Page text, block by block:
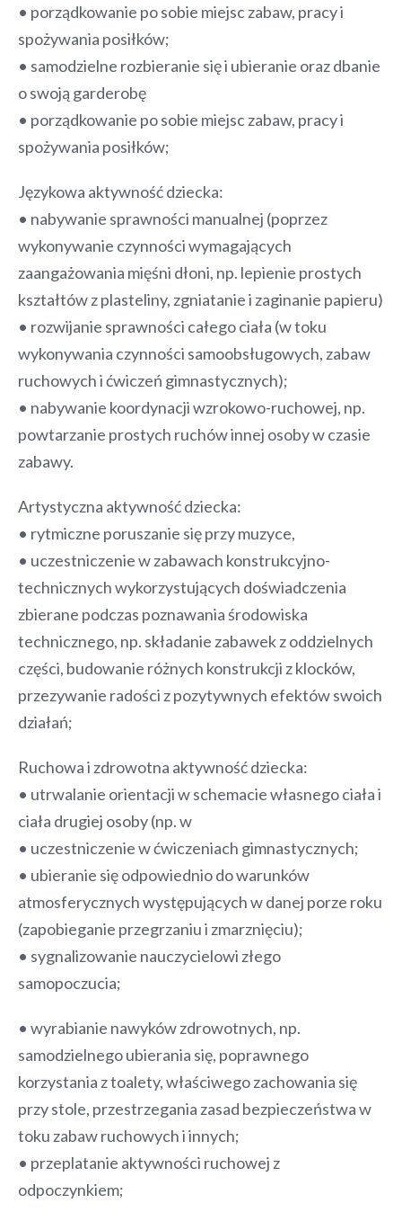
• porządkowanie po sobie miejsc zabaw, pracy i
spożywania posiłków;
• samodzielne rozbieranie się i ubieranie oraz dbanie
o swoją garderobę
• porządkowanie po sobie miejsc zabaw, pracy i
spożywania posiłków;
Językowa aktywność dziecka:
• nabywanie sprawności manualnej (poprzez
wykonywanie czynności wymagających
zaangażowania mięśni dłoni, np. lepienie prostych
kształtów z plasteliny, zgniatanie i zaginanie papieru)
• rozwijanie sprawności całego ciała (w toku
wykonywania czynności samoobsługowych, zabaw
ruchowych i ćwiczeń gimnastycznych);
• nabywanie koordynacji wzrokowo-ruchowej, np.
powtarzanie prostych ruchów innej osoby w czasie
zabawy.
Artystyczna aktywność dziecka:
• rytmiczne poruszanie się przy muzyce,
• uczestniczenie w zabawach konstrukcyjno-
technicznych wykorzystujących doświadczenia
zbierane podczas poznawania środowiska
technicznego, np. składanie zabawek z oddzielnych
części, budowanie różnych konstrukcji z klocków,
przezywanie radości z pozytywnych efektów swoich
działań;
Ruchowa i zdrowotna aktywność dziecka:
• utrwalanie orientacji w schemacie własnego ciała i
ciała drugiej osoby (np. w
• uczestniczenie w ćwiczeniach gimnastycznych;
• ubieranie się odpowiednio do warunków
atmosferycznych występujących w danej porze roku
(zapobieganie przegrzaniu i zmarznięciu);
• sygnalizowanie nauczycielowi złego
samopoczucia;
• wyrabianie nawyków zdrowotnych, np.
samodzielnego ubierania się, poprawnego
korzystania z toalety, właściwego zachowania się
przy stole, przestrzegania zasad bezpieczeństwa w
toku zabaw ruchowych i innych;
• przeplatanie aktywności ruchowej z
odpoczynkiem;